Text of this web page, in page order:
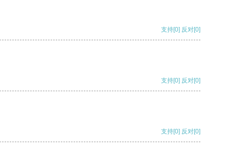
支持[0] 反对[0]
支持[0] 反对[0]
支持[0] 反对[0]